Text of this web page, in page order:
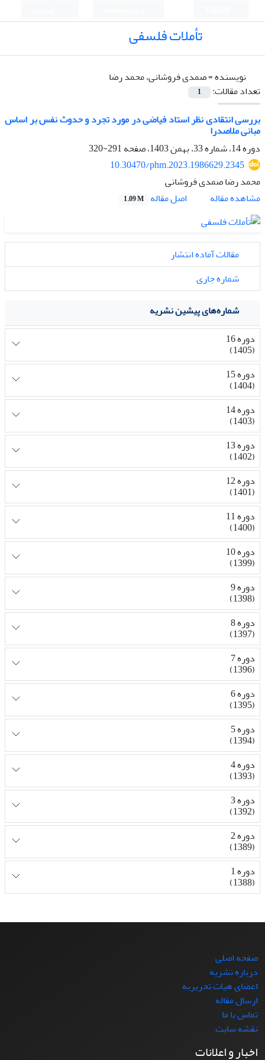
تأملات فلسفی
نویسنده =صمدی فروشانی، محمد رضا
تعداد مقالات:
1
بررسی انتقادی نظر استاد فیاضی در مورد تجرد و حدوث نفس بر اساس
مبانی ملاصدرا
دوره 14، شماره 33، بهمن 1403، صفحه
291-320
10.30470/phm.2023.1986629.2345
محمد رضا صمدی فروشانی
مشاهده مقاله
اصل مقاله 1.09 M
مقالات آماده انتشار
شماره جاری
شماره‌های پیشین نشریه
دوره 16
(1405)
دوره 15
(1404)
دوره 14
(1403)
دوره 13
(1402)
دوره 12
(1401)
دوره 11
(1400)
دوره 10
(1399)
دوره 9
(1398)
دوره 8
(1397)
دوره 7
(1396)
دوره 6
(1395)
دوره 5
(1394)
دوره 4
(1393)
دوره 3
(1392)
دوره 2
(1389)
دوره 1
(1388)
صفحه اصلی
درباره نشریه
اعضای هیات تحریریه
ارسال مقاله
تماس با ما
نقشه سایت
اخبار و اعلانات